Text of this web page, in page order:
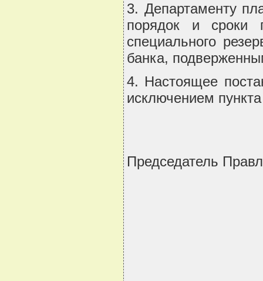
3. Департаменту
порядок и сроки
специального
банка,
4. Настоящее
исключением
Председатель